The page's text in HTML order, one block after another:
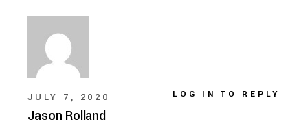
JULY 7, 2020
Jason Rolland
LOG IN TO REPLY